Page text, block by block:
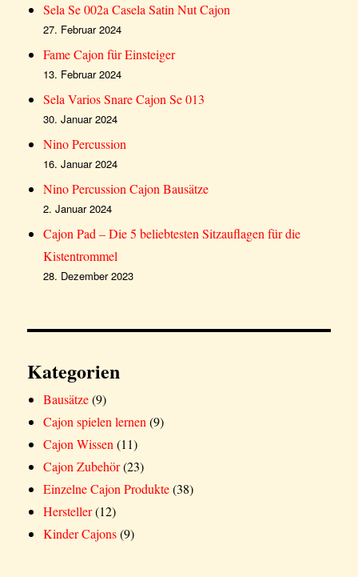
Sela Se 002a Casela Satin Nut Cajon
27. Februar 2024
Fame Cajon für Einsteiger
13. Februar 2024
Sela Varios Snare Cajon Se 013
30. Januar 2024
Nino Percussion
16. Januar 2024
Nino Percussion Cajon Bausätze
2. Januar 2024
Cajon Pad – Die 5 beliebtesten Sitzauflagen für die
Kistentrommel
28. Dezember 2023
Kategorien
Bausätze(9)
Cajon spielen lernen(9)
Cajon Wissen(11)
Cajon Zubehör(23)
Einzelne Cajon Produkte(38)
Hersteller(12)
Kinder Cajons(9)